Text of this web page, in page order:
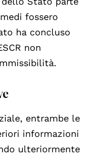
fossero
ha concluso
non
entrambe le
informazioni
ulteriormente